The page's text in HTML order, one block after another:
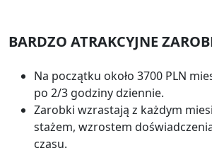
BARDZO ATRAKCYJNE
Na początku około 3700 PLN
po 2/3 godziny dziennie.
Zarobki wzrastają z każdym
stażem, wzrostem
czasu.